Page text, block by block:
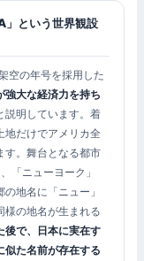
」という世界観設
空の年号を採用した
強大な経済力を持ち
説明しています。着
地だけでアメリカ全
す。舞台となる都市
「ニューヨーク」
地名に「ニュー」
様の地名が生まれる
後で、日本に実在す
似た名前が存在する